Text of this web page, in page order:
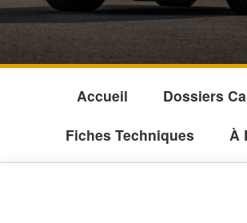
Accueil
Dossiers
Fiches Techniques
À